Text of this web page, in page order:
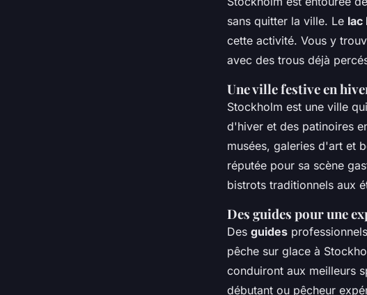
sans quitter la ville. Le lac
cette activité. Vous y
avec des trous déjà
Une ville festive en
Stockholm est une ville
d'hiver et des patinoires
musées, galeries d'art et
réputée pour sa scène
bistrots traditionnels aux
Des guides pour une
Des guides
pêche sur glace à
conduiront aux meilleurs
débutant ou pêcheur